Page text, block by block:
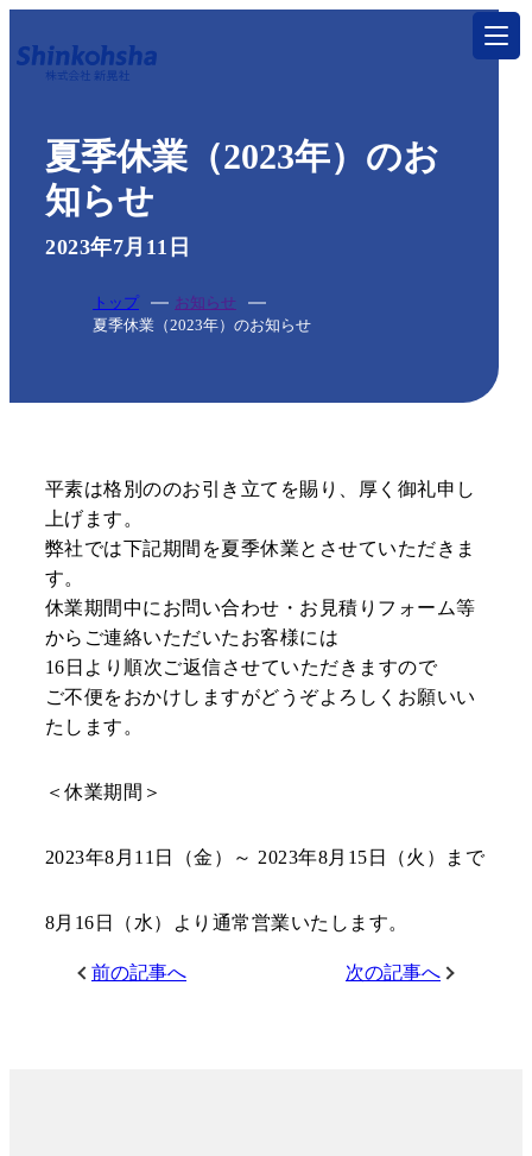
サービス
印刷する
一般印刷物
制作事例
会社案内
お役立ちコンテンツ
お知らせ
お客様の声
用紙紹介
環境・SDGsへの取り
組み
お問い合わせ・資料請求
お見積依頼
夏季休業（2023年）のお
知らせ
2023年7月11日
トップ
お知らせ
夏季休業（2023年）のお知らせ
平素は格別ののお引き立てを賜り、厚く御礼申し
上げます。
弊社では下記期間を夏季休業とさせていただきま
す。
休業期間中にお問い合わせ・お見積りフォーム等
からご連絡いただいたお客様には
16日より順次ご返信させていただきますので
ご不便をおかけしますがどうぞよろしくお願いい
たします。
＜休業期間＞
2023年8月11日（金）～ 2023年8月15日（火）まで
8月16日（水）より通常営業いたします。
前の記事へ 次の記事へ